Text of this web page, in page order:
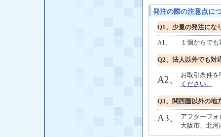
発注の際の注意点に
Q1、少量の発注にな
A1、 １個からで
Q2、法人以外でも対
A2、
お取引条件
ください。
Q3、関西圏以外の地
A3、
アフターフ
大阪市、北